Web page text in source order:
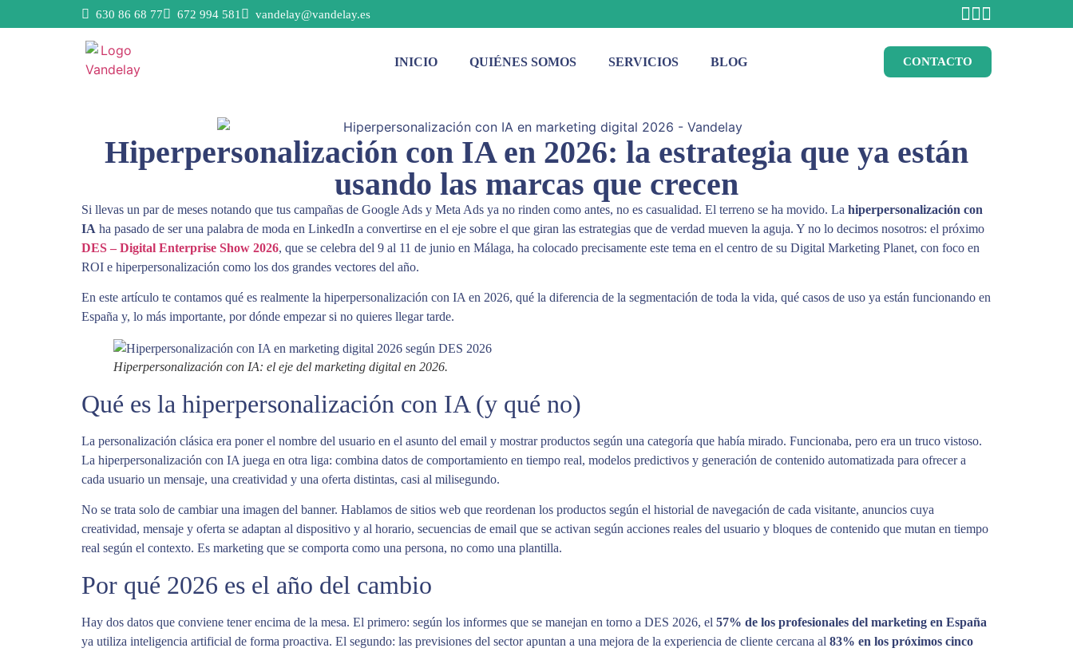
630 86 68 77 672 994 581 vandelay@vandelay.es
INICIO QUIÉNES SOMOS SERVICIOS BLOG CONTACTO
Hiperpersonalización con IA en 2026: la estrategia que ya están
usando las marcas que crecen
Si llevas un par de meses notando que tus campañas de Google Ads y Meta Ads ya no rinden como antes, no es casualidad. El terreno se ha movido. La hiperpersonalización con
IA ha pasado de ser una palabra de moda en LinkedIn a convertirse en el eje sobre el que giran las estrategias que de verdad mueven la aguja. Y no lo decimos nosotros: el próximo
DES – Digital Enterprise Show 2026, que se celebra del 9 al 11 de junio en Málaga, ha colocado precisamente este tema en el centro de su Digital Marketing Planet, con foco en
ROI e hiperpersonalización como los dos grandes vectores del año.
En este artículo te contamos qué es realmente la hiperpersonalización con IA en 2026, qué la diferencia de la segmentación de toda la vida, qué casos de uso ya están funcionando en
España y, lo más importante, por dónde empezar si no quieres llegar tarde.
Hiperpersonalización con IA: el eje del marketing digital en 2026.
Qué es la hiperpersonalización con IA (y qué no)
La personalización clásica era poner el nombre del usuario en el asunto del email y mostrar productos según una categoría que había mirado. Funcionaba, pero era un truco vistoso.
La hiperpersonalización con IA juega en otra liga: combina datos de comportamiento en tiempo real, modelos predictivos y generación de contenido automatizada para ofrecer a
cada usuario un mensaje, una creatividad y una oferta distintas, casi al milisegundo.
No se trata solo de cambiar una imagen del banner. Hablamos de sitios web que reordenan los productos según el historial de navegación de cada visitante, anuncios cuya
creatividad, mensaje y oferta se adaptan al dispositivo y al horario, secuencias de email que se activan según acciones reales del usuario y bloques de contenido que mutan en tiempo
real según el contexto. Es marketing que se comporta como una persona, no como una plantilla.
Por qué 2026 es el año del cambio
Hay dos datos que conviene tener encima de la mesa. El primero: según los informes que se manejan en torno a DES 2026, el 57% de los profesionales del marketing en España
ya utiliza inteligencia artificial de forma proactiva. El segundo: las previsiones del sector apuntan a una mejora de la experiencia de cliente cercana al 83% en los próximos cinco